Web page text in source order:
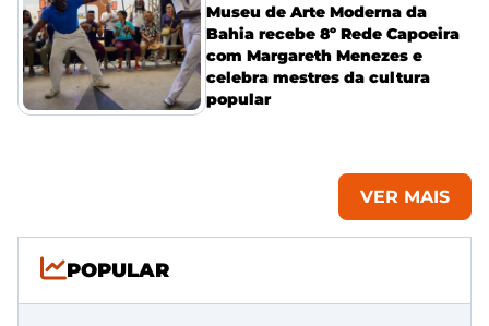
Museu de Arte Moderna da
Bahia recebe 8º Rede Capoeira
com Margareth Menezes e
celebra mestres da cultura
popular
VER MAIS
POPULAR